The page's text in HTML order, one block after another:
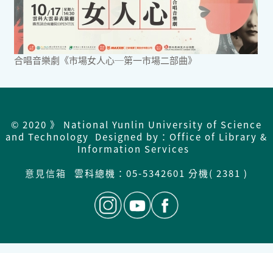
合唱音樂劇《市場女人心─第一市場二部曲》
© 2020 》 National Yunlin University of Science
and Technology Designed by：Office of Library &
Information Services
意見信箱
雲科總機： 05-5342601 分機( 2381 )